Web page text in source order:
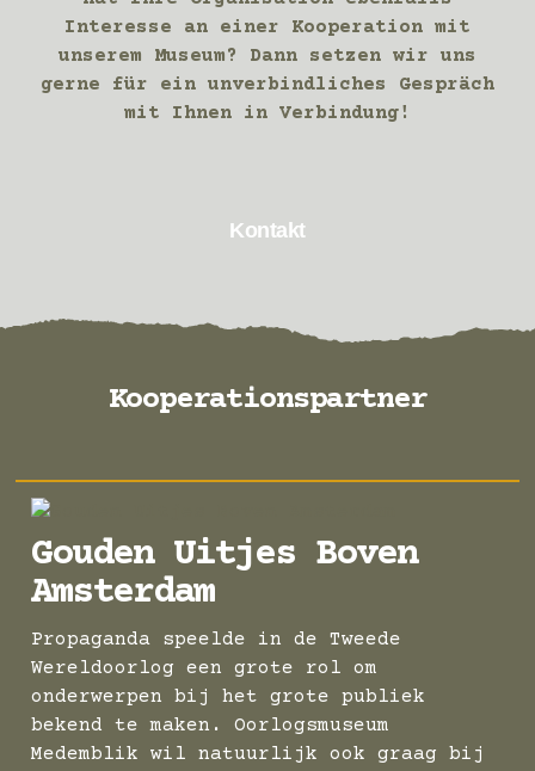
Interesse an einer Kooperation mit
unserem Museum? Dann setzen wir uns
gerne für ein unverbindliches Gespräch
mit Ihnen in Verbindung!
Kontakt
Kooperationspartner
Gouden Uitjes Boven
Amsterdam
Propaganda speelde in de Tweede
Wereldoorlog een grote rol om
onderwerpen bij het grote publiek
bekend te maken. Oorlogsmuseum
Medemblik wil natuurlijk ook graag bij